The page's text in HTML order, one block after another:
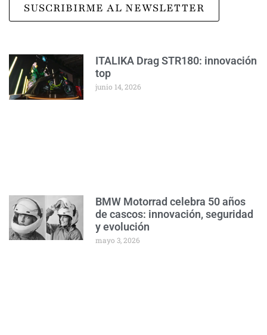
SUSCRIBIRME AL NEWSLETTER
ITALIKA Drag STR180: innovación
top
junio 14, 2026
BMW Motorrad celebra 50 años
de cascos: innovación, seguridad
y evolución
mayo 3, 2026